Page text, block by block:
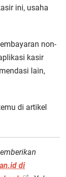
ini, usaha
non-
kasir
lain,
di artikel
di